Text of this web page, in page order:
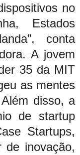
no
Estados
conta
A jovem
35 da MIT
as mentes
disso, a
de startup
Startups,
de inovação,